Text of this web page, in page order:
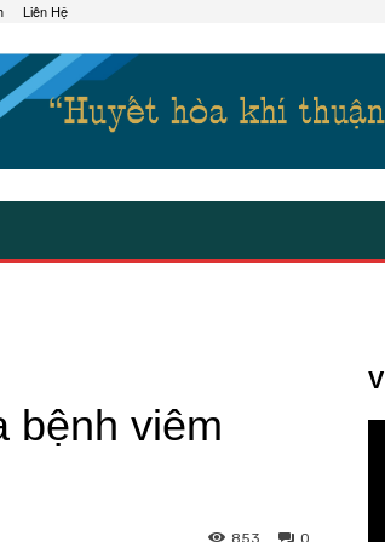
Liên Hệ
bệnh viêm
0
853